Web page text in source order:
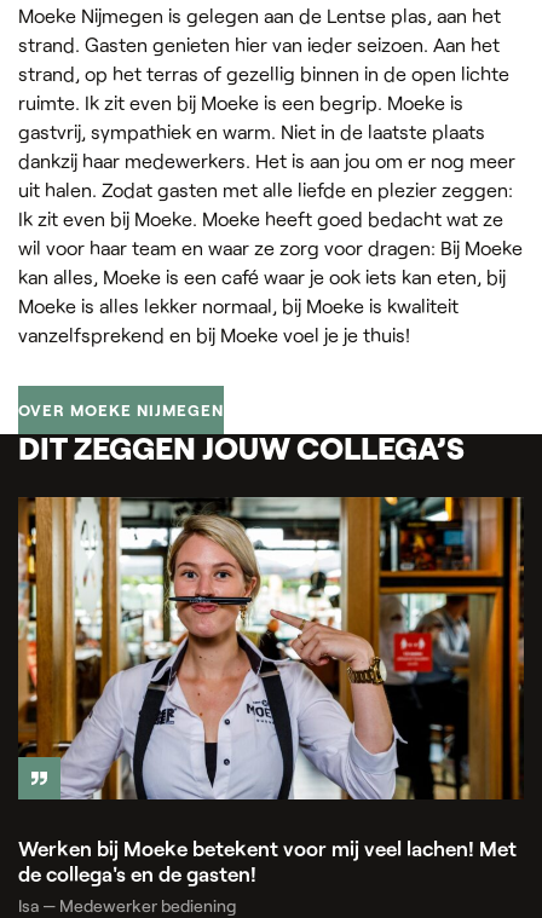
Moeke Nijmegen is gelegen aan de Lentse plas, aan het
strand. Gasten genieten hier van ieder seizoen. Aan het
strand, op het terras of gezellig binnen in de open lichte
ruimte. Ik zit even bij Moeke is een begrip. Moeke is
gastvrij, sympathiek en warm. Niet in de laatste plaats
dankzij haar medewerkers. Het is aan jou om er nog meer
uit halen. Zodat gasten met alle liefde en plezier zeggen:
Ik zit even bij Moeke. Moeke heeft goed bedacht wat ze
wil voor haar team en waar ze zorg voor dragen: Bij Moeke
kan alles, Moeke is een café waar je ook iets kan eten, bij
Moeke is alles lekker normaal, bij Moeke is kwaliteit
vanzelfsprekend en bij Moeke voel je je thuis!
OVER MOEKE NIJMEGEN
DIT ZEGGEN JOUW COLLEGA’S
Werken bij Moeke betekent voor mij veel lachen! Met
de collega's en de gasten!
Isa — Medewerker bediening